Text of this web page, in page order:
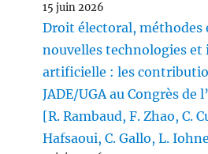
15 juin 2026
Droit électoral, méthodes
nouvelles technologies et
artificielle : les
JADE/UGA au Congrès de
[R. Rambaud, F. Zhao, C.
Hafsaoui, C. Gallo, L.